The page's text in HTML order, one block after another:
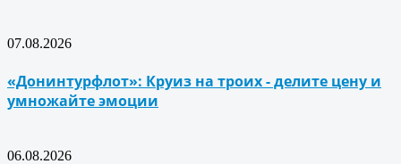
07.08.2026
«Донинтурфлот»: Круиз на троих - делите цену и
умножайте эмоции
06.08.2026